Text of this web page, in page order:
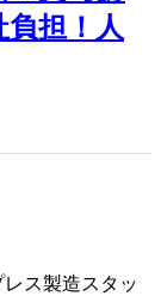
担！人
ス製造スタッ